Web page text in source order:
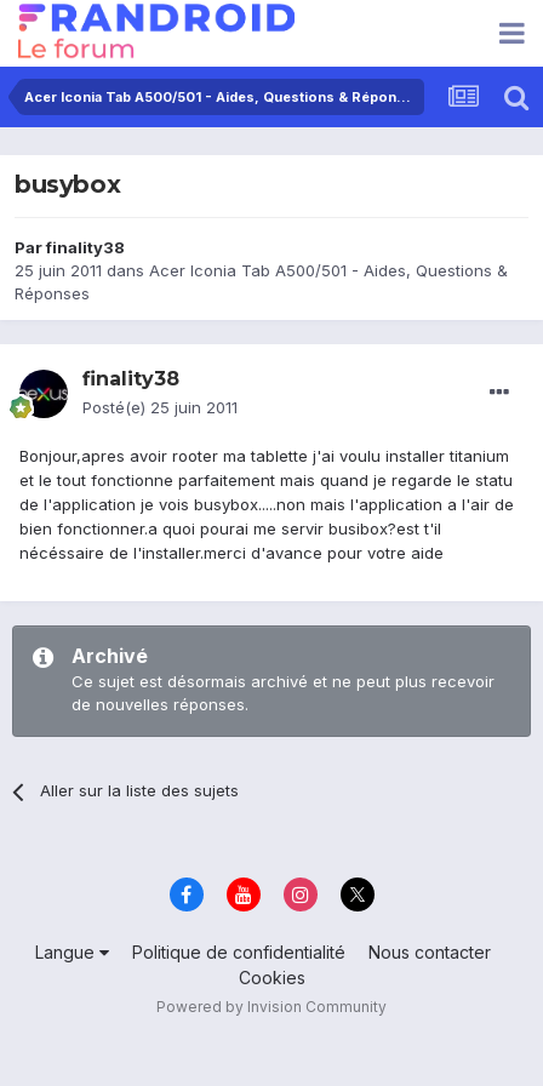
Acer Iconia Tab A500/501 - Aides, Questions & Réponses
busybox
Parfinality38
25 juin 2011 dans Acer Iconia Tab A500/501 - Aides, Questions &
Réponses
finality38
Posté(e) 25 juin 2011
Bonjour,apres avoir rooter ma tablette j'ai voulu installer titanium
et le tout fonctionne parfaitement mais quand je regarde le statu
de l'application je vois busybox.....non mais l'application a l'air de
bien fonctionner.a quoi pourai me servir busibox?est t'il
nécéssaire de l'installer.merci d'avance pour votre aide
Archivé
Ce sujet est désormais archivé et ne peut plus recevoir
de nouvelles réponses.
Aller sur la liste des sujets
Langue Politique de confidentialité
Nous contacter
Cookies
Powered by Invision Community